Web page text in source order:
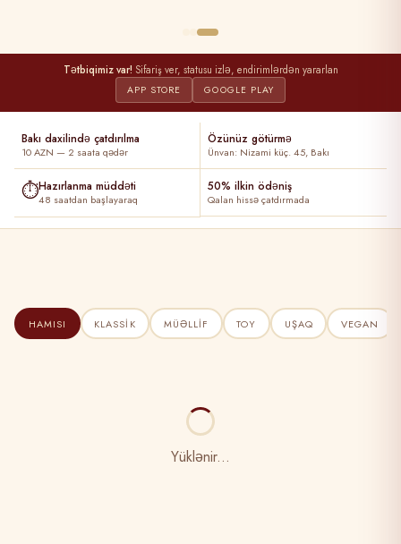
Tətbiqimiz var! Sifariş ver, statusu izlə, endirimlərdən yararlan
APP STORE GOOGLE PLAY
Bakı daxilində çatdırılma
10 AZN — 2 saata qədər
Özünüz götürmə
Ünvan: Nizami küç. 45, Bakı
⏱Hazırlanma müddəti
48 saatdan başlayaraq
50% ilkin ödəniş
Qalan hissə çatdırmada
HAMISI KLASSIK MÜƏLLIF TOY UŞAQ VEGAN
Yüklənir...